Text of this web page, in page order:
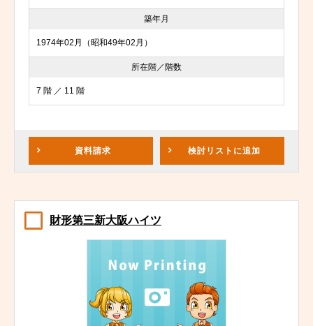
築年月
1974年02月（昭和49年02月）
所在階／階数
7 階 ／ 11 階
資料請求 検討リスト に追加
財形第三新大阪ハイツ